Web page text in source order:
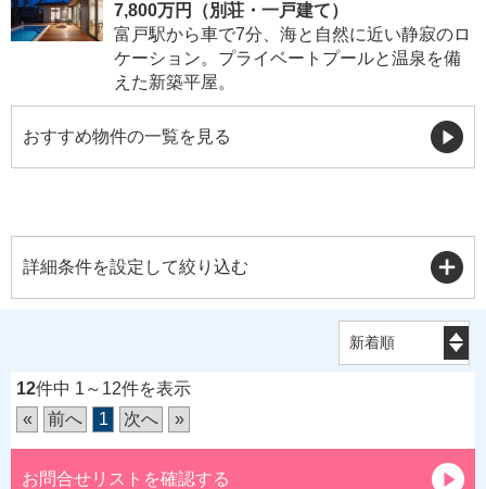
7,800万円（別荘・一戸建て）
富戸駅から車で7分、海と自然に近い静寂のロ
ケーション。プライベートプールと温泉を備
えた新築平屋。
おすすめ物件の一覧を見る
詳細条件を設定して絞り込む
12件中 1～12件を表示
«
前へ 1 次へ »
お問合せリストを確認する